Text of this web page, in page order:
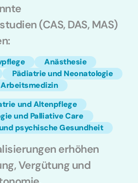
(CAS, DAS, MAS)
Anästhesie
Pädiatrie und Neonatologie
Arbeitsmedizin
und Altenpflege
und Palliative Care
psychische Gesundheit
erhöhen
Vergütung und